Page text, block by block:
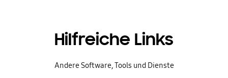
Hilfreiche Links
Andere Software, Tools und Dienste